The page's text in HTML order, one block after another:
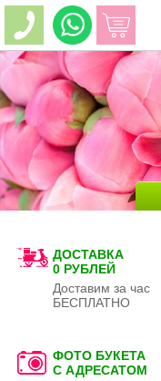
ДОСТАВКА
0 РУБЛЕЙ
Доставим за час
БЕСПЛАТНО
ФОТО БУКЕТА
С АДРЕСАТОМ